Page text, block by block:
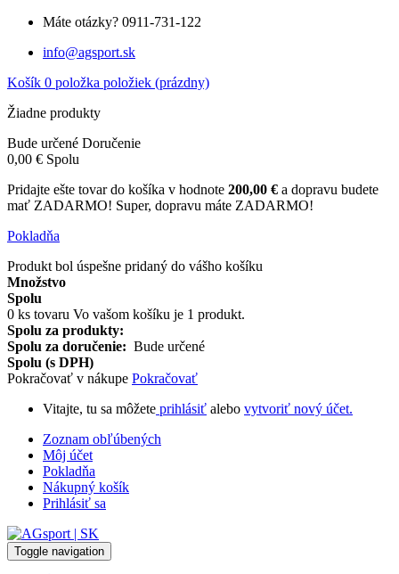
Máte otázky? 0911-731-122
info@agsport.sk
Košík 0 položka položiek (prázdny)
Žiadne produkty
Bude určené Doručenie
0,00 € Spolu
Pridajte ešte tovar do košíka v hodnote 200,00 € a dopravu budete
mať ZADARMO! Super, dopravu máte ZADARMO!
Pokladňa
Produkt bol úspešne pridaný do vášho košíku
Množstvo
Spolu
0 ks tovaru Vo vašom košíku je 1 produkt.
Spolu za produkty:
Spolu za doručenie: Bude určené
Spolu (s DPH)
Pokračovať v nákupe Pokračovať
Vitajte, tu sa môžete prihlásiť alebo vytvoriť nový účet.
Zoznam obľúbených
Môj účet
Pokladňa
Nákupný košík
Prihlásiť sa
Toggle navigation